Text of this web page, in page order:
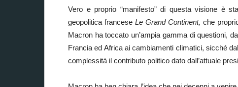
Vero e proprio “manifesto” di questa visione è
geopolitica franceseLe Grand Continent,che
Macron ha toccato un’ampia gamma di questioni,
Francia ed Africa ai cambiamenti climatici, sicché
complessità il contributo politico dato dall’attuale